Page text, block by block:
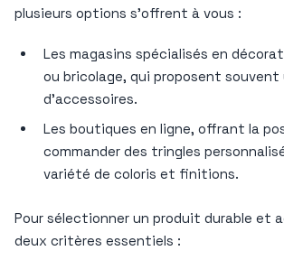
plusieurs options s’offrent à vous :
Les magasins spécialisés en
ou bricolage, qui proposent souvent
d’accessoires.
Les boutiques en ligne, offrant la
commander des tringles
variété de coloris et finitions.
Pour sélectionner un produit durable et
deux critères essentiels :